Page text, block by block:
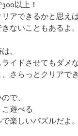
以上！
アできるかと思えば
ないこともあるよ。
、
イドさせてもダメ
さらっとクリアで
で、
遊べる
楽しいパズルだよ。